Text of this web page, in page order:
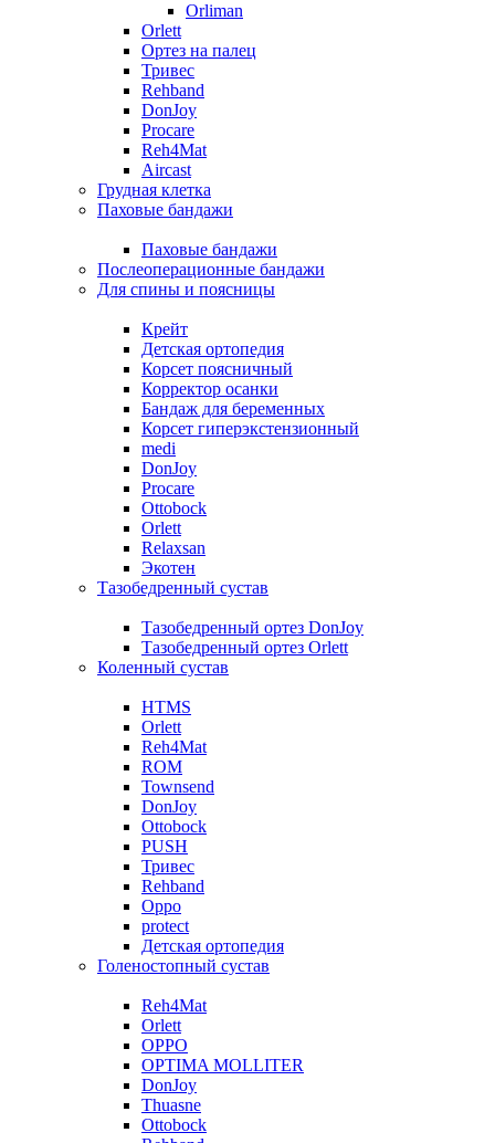
Orliman
Orlett
Ортез на палец
Тривес
Rehband
DonJoy
Procare
Reh4Mat
Aircast
Грудная клетка
Паховые бандажи
Паховые бандажи
Послеоперационные бандажи
Для спины и поясницы
Крейт
Детская ортопедия
Корсет поясничный
Корректор осанки
Бандаж для беременных
Корсет гиперэкстензионный
medi
DonJoy
Procare
Ottobock
Orlett
Relaxsan
Экотен
Тазобедренный сустав
Тазобедренный ортез DonJoy
Тазобедренный ортез Orlett
Коленный сустав
HTMS
Orlett
Reh4Mat
ROM
Townsend
DonJoy
Ottobock
PUSH
Тривес
Rehband
Oppo
protect
Детская ортопедия
Голеностопный сустав
Reh4Mat
Orlett
OPPO
OPTIMA MOLLITER
DonJoy
Thuasne
Ottobock